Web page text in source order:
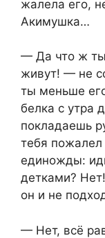
жалела его,
Акимушка…
— Да что ж ты
живут! — не
ты меньше
белка с утра
покладаешь
тебя пожалел
единожды:
детками?
он и не
— Нет, всё